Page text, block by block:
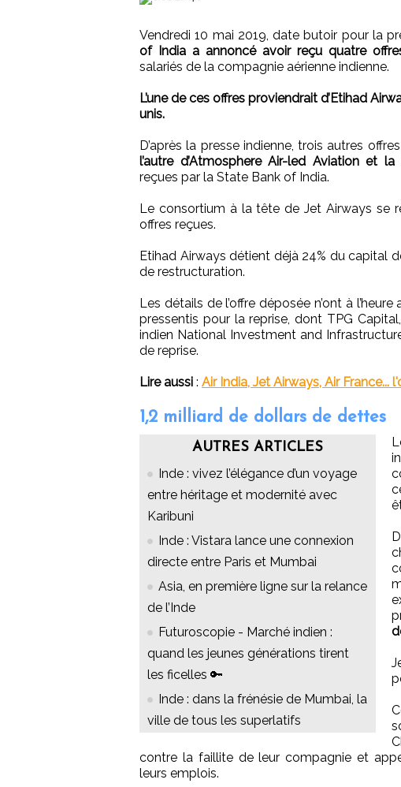
Vendredi 10 mai 2019, date butoir pour la
of India a annoncé avoir reçu quatre
salariés de la compagnie aérienne indienne.
L’une de ces offres proviendrait d’Etihad
unis.
D’après la presse indienne, trois autres
l’autre d’Atmosphere Air-led Aviation et
reçues par la State Bank of India.
Le consortium à la tête de Jet Airways se
offres reçues.
Etihad Airways détient déjà 24% du capital
de restructuration.
Les détails de l’offre déposée n’ont à
pressentis pour la reprise, dont TPG
indien National Investment and
de reprise.
Lire aussi : Air India, Jet Airways, Air
1,2 milliard de dollars de dettes
AUTRES ARTICLES
Inde : vivez l’élégance d’un voyage
entre héritage et modernité avec
Karibuni
Inde : Vistara lance une connexion
directe entre Paris et Mumbai
Asia, en première ligne sur la relance
de l’Inde
Futuroscopie - Marché indien :
quand les jeunes générations tirent
les ficelles 🔑
Inde : dans la frénésie de Mumbai, la
ville de tous les superlatifs
contre la faillite de leur compagnie et
leurs emplois.